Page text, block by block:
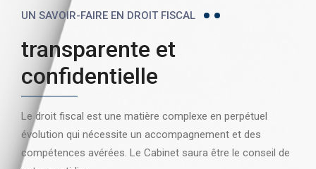
UN SAVOIR-FAIRE EN DROIT FISCAL
transparente et
confidentielle
Le droit fiscal est une matière complexe en perpétuel
évolution qui nécessite un accompagnement et des
compétences avérées. Le Cabinet saura être le conseil de